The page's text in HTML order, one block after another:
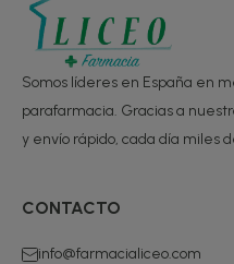
Somos líderes en España en
parafarmacia. Gracias a
y envío rápido, cada día miles
CONTACTO
info@farmacialiceo.com